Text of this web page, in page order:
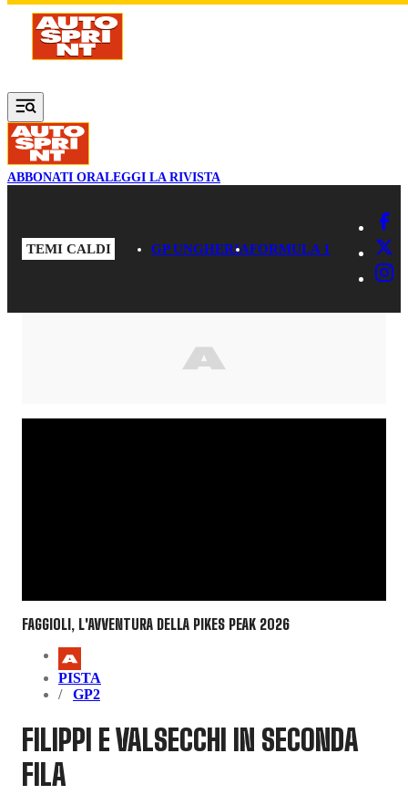
Vai al contenuto principale
ABBONATI ORALEGGI LA RIVISTA
TEMI CALDI GP UNGHERIAFORMULA 1
FAGGIOLI, L'AVVENTURA DELLA PIKES PEAK 2026
PISTA
GP2
FILIPPI E VALSECCHI IN SECONDA
FILA